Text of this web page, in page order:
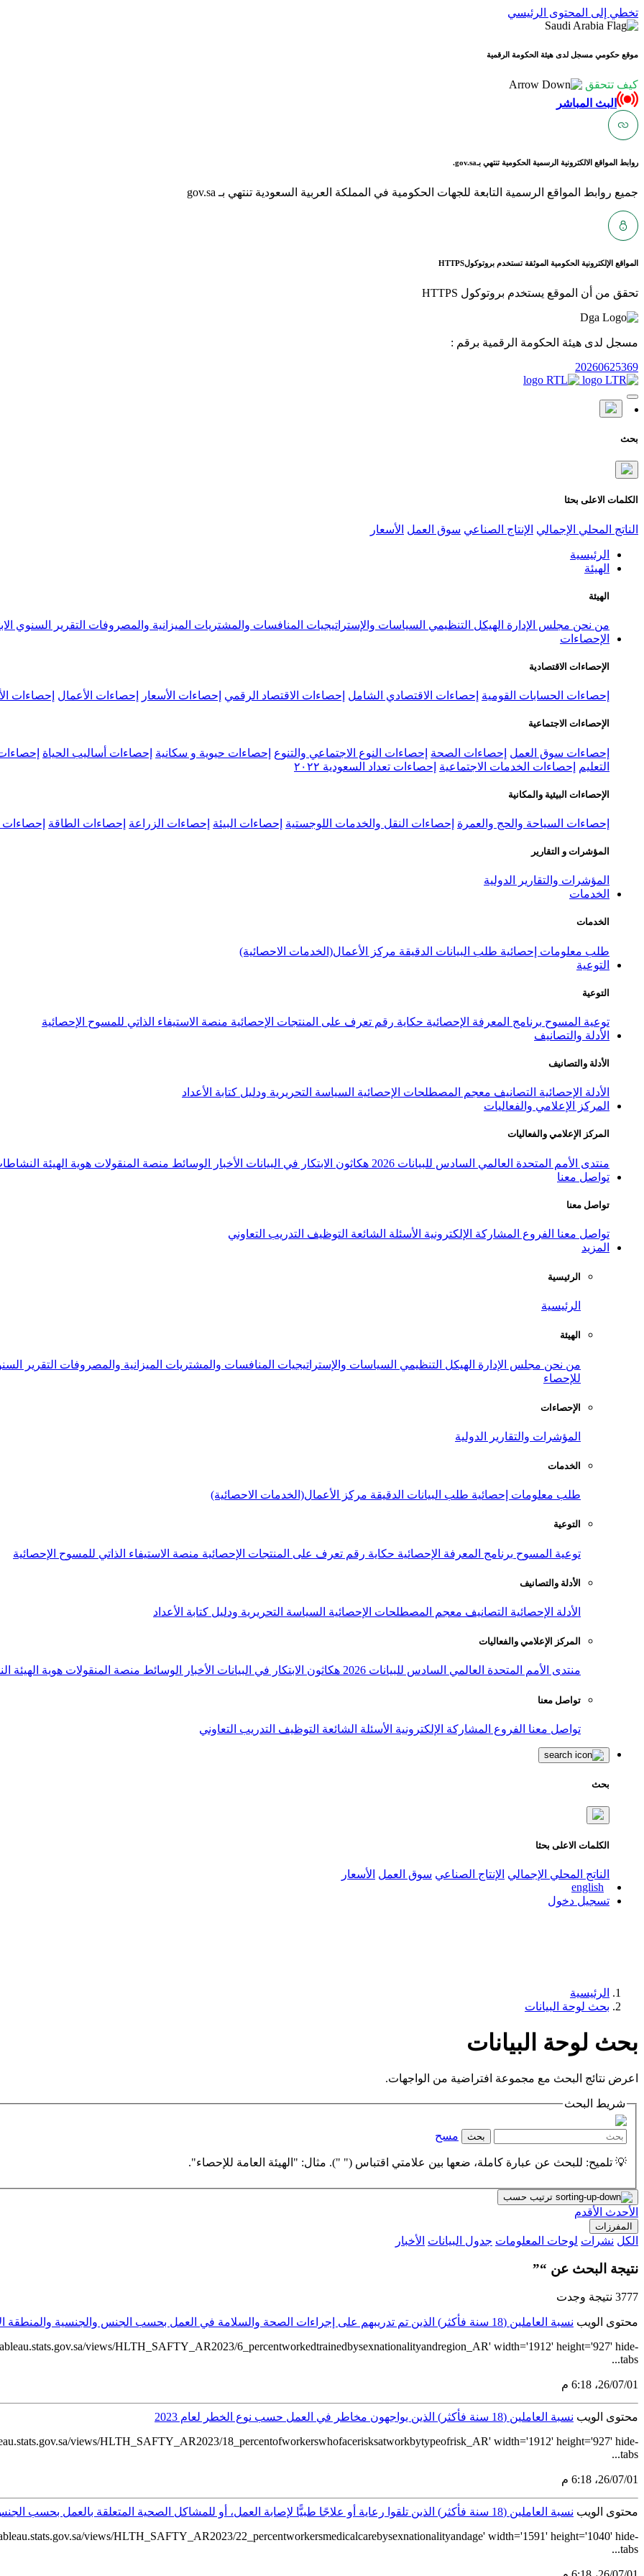
تخطي إلى المحتوى الرئيسي
موقع حكومي مسجل لدى هيئة الحكومة الرقمية
كيف تتحقق
البث المباشر
روابط المواقع الالكترونية الرسمية الحكومية تنتهي بـgov.sa.
جميع روابط المواقع الرسمية التابعة للجهات الحكومية في المملكة العربية السعودية تنتهي بـ gov.sa
المواقع الإلكترونية الحكومية الموثقة تستخدم بروتوكولHTTPS
تحقق من أن الموقع يستخدم بروتوكول HTTPS
مسجل لدى هيئة الحكومة الرقمية برقم :
20260625369
بحث
الكلمات الاعلى بحثا
الناتج المحلي الإجمالي الإنتاج الصناعي سوق العمل الأسعار
الرئيسية
الهيئة
الهيئة
من نحن مجلس الإدارة الهيكل التنظيمي السياسات والإستراتيجيات المنافسات والمشتريات الميزانية والمصروفات التقرير السنوي
الإحصاءات
الإحصاءات الاقتصادية
إحصاءات الحسابات القومية إحصاءات الاقتصادي الشامل إحصاءات الاقتصاد الرقمي إحصاءات الأسعار إحصاءات الأعمال إحصاءات
الإحصاءات الاجتماعية
إحصاءات سوق العمل إحصاءات الصحة إحصاءات النوع الاجتماعي والتنوع إحصاءات حيوية و سكانية إحصاءات أساليب الحياة
التعليم
إحصاءات الخدمات الاجتماعية إحصاءات تعداد السعودية ٢٠٢٢
الإحصاءات البيئية والمكانية
إحصاءات السياحة والحج والعمرة إحصاءات النقل والخدمات اللوجستية إحصاءات البيئة إحصاءات الزراعة إحصاءات الطاقة إحصاءات
المؤشرات و التقارير
المؤشرات والتقارير الدولية
الخدمات
الخدمات
طلب معلومات إحصائية طلب البيانات الدقيقة مركز الأعمال(الخدمات الاحصائية)
التوعية
التوعية
توعية المسوح برنامج المعرفة الإحصائية حكاية رقم تعرف على المنتجات الإحصائية منصة الاستيفاء الذاتي للمسوح الإحصائية
الأدلة والتصانيف
الأدلة والتصانيف
الأدلة الإحصائية التصانيف معجم المصطلحات الإحصائية السياسة التحريرية ودليل كتابة الأعداد
المركز الإعلامي والفعاليات
المركز الإعلامي والفعاليات
منتدى الأمم المتحدة العالمي السادس للبيانات 2026 هكاثون الابتكار في البيانات الأخبار الوسائط منصة المنقولات هوية الهيئة
تواصل معنا
تواصل معنا
تواصل معنا الفروع المشاركة الإلكترونية الأسئلة الشائعة التوظيف التدريب التعاوني
المزيد
الرئيسية
الرئيسية
الهيئة
من نحن مجلس الإدارة الهيكل التنظيمي السياسات والإستراتيجيات المنافسات والمشتريات الميزانية والمصروفات التقرير
للإحصاء
الإحصاءات
المؤشرات والتقارير الدولية
الخدمات
طلب معلومات إحصائية طلب البيانات الدقيقة مركز الأعمال(الخدمات الاحصائية)
التوعية
توعية المسوح برنامج المعرفة الإحصائية حكاية رقم تعرف على المنتجات الإحصائية منصة الاستيفاء الذاتي للمسوح الإحصائية
الأدلة والتصانيف
الأدلة الإحصائية التصانيف معجم المصطلحات الإحصائية السياسة التحريرية ودليل كتابة الأعداد
المركز الإعلامي والفعاليات
منتدى الأمم المتحدة العالمي السادس للبيانات 2026 هكاثون الابتكار في البيانات الأخبار الوسائط منصة المنقولات هوية الهيئة
تواصل معنا
تواصل معنا الفروع المشاركة الإلكترونية الأسئلة الشائعة التوظيف التدريب التعاوني
بحث
الكلمات الاعلى بحثا
الناتج المحلي الإجمالي الإنتاج الصناعي سوق العمل الأسعار
english
تسجيل دخول
الرئيسية
بحث لوحة البيانات
بحث لوحة البيانات
اعرض نتائج البحث مع مجموعة افتراضية من الواجهات.
شريط البحث
بحث مسح
💡 تلميح: للبحث عن عبارة كاملة، ضعها بين علامتي اقتباس (" "). مثال: "الهيئة العامة للإحصاء".
ترتيب حسب
الأحدث الأقدم
المفرزات
الكل نشرات لوحات المعلومات جدول البيانات الأخبار
نتيجة البحث عن “”
3777 نتيجة وجدت
محتوى الويب نسبة العاملين (18 سنة فأكثر) الذين تم تدريبهم على إجراءات الصحة والسلامة في العمل بحسب الجنس والجنسية والمنطقة الإدارية لعام 2023
views/HLTH_SAFTY_AR2023/6_percentworkedtrainedbysexnationalityandregion_AR' width='1912' height='927' hide-
tabs...
01‏/07‏/26، 6:18 م
محتوى الويب نسبة العاملين (18 سنة فأكثر) الذين يواجهون مخاطر في العمل حسب نوع الخطر لعام 2023
views/HLTH_SAFTY_AR2023/18_percentofworkerswhofacerisksatworkbytypeofrisk_AR' width='1912' height='927' hide-
tabs...
01‏/07‏/26، 6:18 م
محتوى الويب نسبة العاملين (18 سنة فأكثر) الذين تلقوا رعاية أو علاجًا طبيًّا لإصابة العمل، أو للمشاكل الصحية المتعلقة بالعمل بحسب الجنس والجنسية والفئات العمرية لعام 2023
views/HLTH_SAFTY_AR2023/22_percentworkersmedicalcarebysexnationalityandage' width='1591' height='1040' hide-
tabs...